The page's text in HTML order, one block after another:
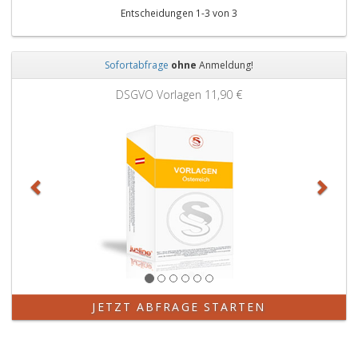
Entscheidungen 1-3 von 3
Sofortabfrage ohne Anmeldung!
DSGVO Vorlagen 11,90 €
JETZT ABFRAGE STARTEN